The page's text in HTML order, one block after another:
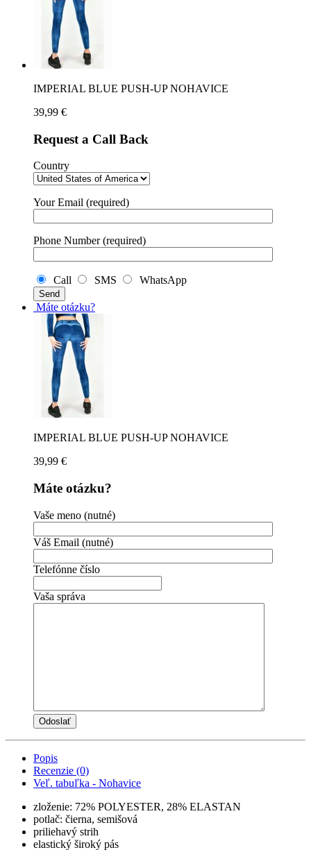
IMPERIAL BLUE PUSH-UP NOHAVICE
39,99 €
Request a Call Back
Country
Your Email (required)
Phone Number (required)
Call SMS WhatsApp
Máte otázku?
IMPERIAL BLUE PUSH-UP NOHAVICE
39,99 €
Máte otázku?
Vaše meno (nutné)
Váš Email (nutné)
Telefónne číslo
Vaša správa
Popis
Recenzie (0)
Veľ. tabuľka - Nohavice
zloženie: 72% POLYESTER, 28% ELASTAN
potlač: čierna, semišová
priliehavý strih
elastický široký pás